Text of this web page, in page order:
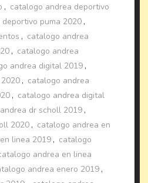
, catalogo andrea deportivo
puma 2020 ,
, catalogo andrea
, catalogo andrea
andrea digital 2019 ,
, catalogo andrea
, catalogo andrea digital
dr scholl 2019 ,
2020 , catalogo andrea en
linea 2019 , catalogo
andrea en linea
andrea enero 2019 ,